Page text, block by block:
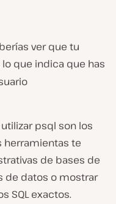
ver que tu
lo que indica que has
psql son los
herramientas te
de bases de
de datos o mostrar
SQL exactos.